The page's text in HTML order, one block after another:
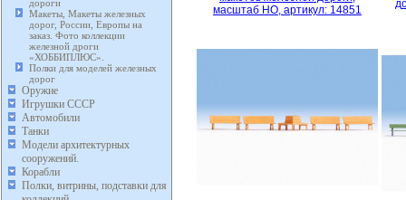
дороги
Макеты, Макеты железных
дорог, России, Европы на
заказ. Фото коллекции
железной дроги
«ХОББИПЛЮС».
Полки для моделей железных
дорог
Оружие
Игрушки СССР
Автомобили
Танки
Модели архитектурных
сооружений.
Корабли
Полки, витрины, подставки для
масштаб HO, артикул: 14851